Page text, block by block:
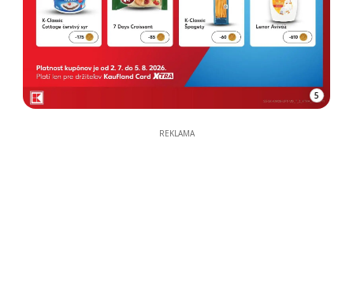
5
REKLAMA